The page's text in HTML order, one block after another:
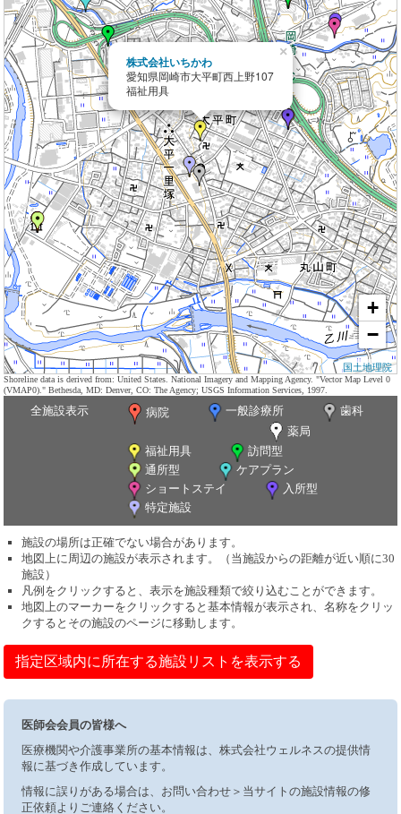
株式会社いちかわ
愛知県岡崎市大平町西上野107
福祉用具
×
+
−
国土地理院
Shoreline data is derived from: United States. National Imagery and Mapping Agency. "Vector Map Level 0
(VMAP0)." Bethesda, MD: Denver, CO: The Agency; USGS Information Services, 1997.
全施設表示 病院 一般診療所
歯科
薬局
福祉用具
訪問型
通所型
ケアプラン
ショートステイ
入所型
特定施設
施設の場所は正確でない場合があります。
地図上に周辺の施設が表示されます。（当施設からの距離が近い順に30
施設）
凡例をクリックすると、表示を施設種類で絞り込むことができます。
地図上のマーカーをクリックすると基本情報が表示され、名称をクリッ
クするとその施設のページに移動します。
指定区域内に所在する施設リストを表示する
医師会会員の皆様へ
医療機関や介護事業所の基本情報は、株式会社ウェルネスの提供情
報に基づき作成しています。
情報に誤りがある場合は、お問い合わせ＞当サイトの施設情報の修
正依頼よりご連絡ください。